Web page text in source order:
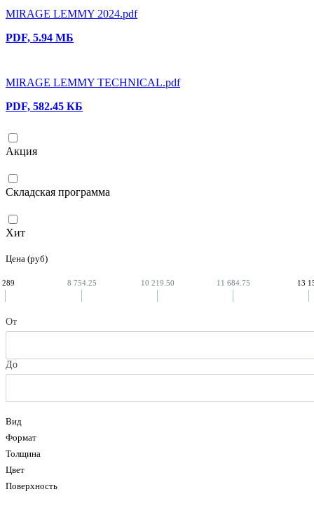
MIRAGE LEMMY 2024.pdf
PDF, 5.94 МБ
MIRAGE LEMMY TECHNICAL.pdf
PDF, 582.45 КБ
Акция
Складская программа
Хит
Цена (руб)
289 8 754.25 10 219.50 11 684.75 13
От
До
Вид
Формат
Толщина
Цвет
Поверхность